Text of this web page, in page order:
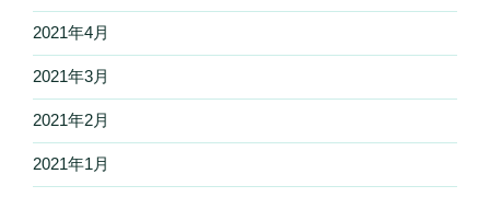
2021年4月
2021年3月
2021年2月
2021年1月